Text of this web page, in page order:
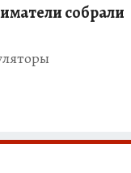
собрали